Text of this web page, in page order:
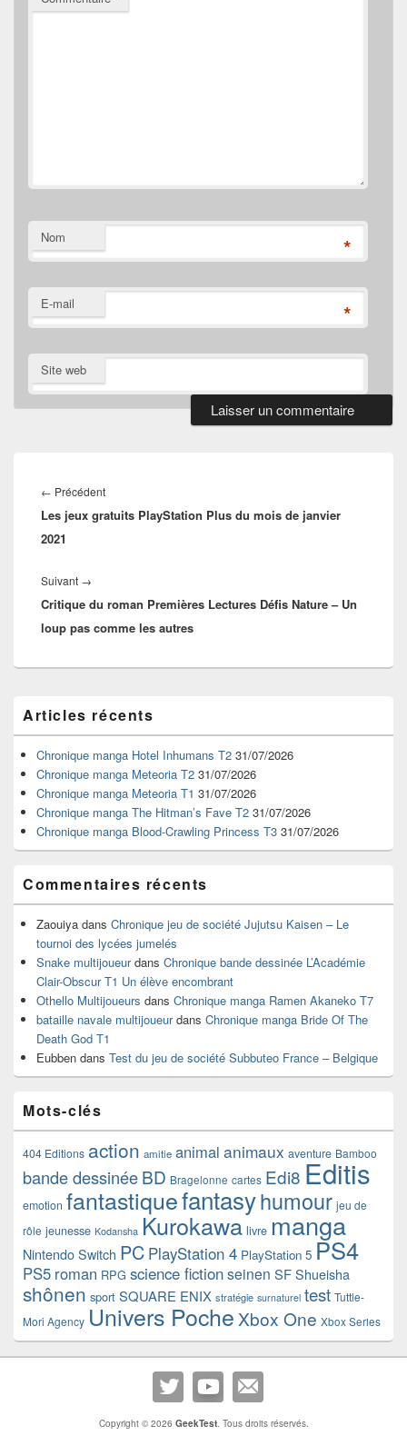
Nom *
E-mail *
Site web
de
l’article
← PrécédentArticle
précédent :
Les jeux gratuits PlayStation Plus du mois de janvier
2021
Suivant →
suivant :
Critique du roman Premières Lectures Défis Nature – Un
loup pas comme les autres
principale
de
widget
pour
barre
latérale
Articles récents
Chronique manga Hotel Inhumans T2 31/07/2026
Chronique manga Meteoria T2 31/07/2026
Chronique manga Meteoria T1 31/07/2026
Chronique manga The Hitman’s Fave T2 31/07/2026
Chronique manga Blood-Crawling Princess T3 31/07/2026
Commentaires récents
Zaouiya dans Chronique jeu de société Jujutsu Kaisen – Le
tournoi des lycées jumelés
Snake multijoueurdans Chronique bande dessinée L’Académie
Clair-Obscur T1 Un élève encombrant
Othello Multijoueurs dans Chronique manga Ramen Akaneko T7
bataille navale multijoueurdans Chronique manga Bride Of The
Death God T1
Eubben dans Test du jeu de société Subbuteo France – Belgique
Mots-clés
404 Editions action amitie animal animaux aventure Bamboo
bande dessinéeBD Bragelonne cartes Edi8 Editis
emotion fantastiquefantasyhumour jeu de
rôle jeunesse Kodansha Kurokawa livre manga
Nintendo Switch PC PlayStation 4 PlayStation 5 PS4
PS5 roman RPG science fictionseinen SF Shueisha
shônen sport SQUARE ENIX stratégie surnaturel test Tuttle-
Mori Agency Univers Poche Xbox One Xbox Series
Copyright © 2026 GeekTest. Tous droits réservés.